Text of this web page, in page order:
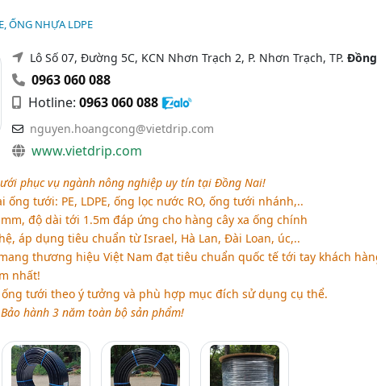
ỐNG NHỰA LDPE
Lô Số 07, Đường 5C, KCN Nhơn Trạch 2, P. Nhơn Trạch, TP.
0963 060 088
Hotline: 0963 060 088
nguyen.hoangcong@vietdrip.com
www.vietdrip.com
phục vụ ngành nông nghiệp uy tín tại Đồng Nai!
ống tưới: PE, LDPE, ống lọc nước RO, ống tưới nhánh,..
mm, độ dài tới 1.5m đáp ứng cho hàng cây xa ống chính
áp dụng tiêu chuẩn từ Israel, Hà Lan, Đài Loan, úc,..
thương hiệu Việt Nam đạt tiêu chuẩn quốc tế tới tay khách
nhất!
tưới theo ý tưởng và phù hợp mục đích sử dụng cụ thể.
hành 3 năm toàn bộ sản phẩm!